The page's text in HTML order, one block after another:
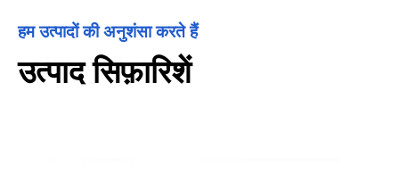
हम उत्पादों की अनुशंसा करते हैं
उत्पाद सिफ़ारिशें